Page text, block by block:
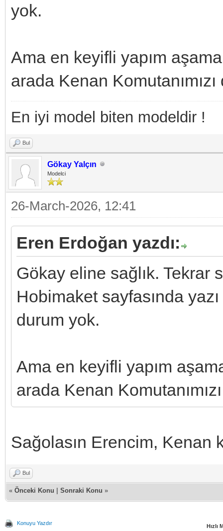
yok.
Ama en keyifli yapım
arada Kenan
En iyi model biten modeldir !
Bul
Gökay Yalçın
Modelci
26-March-2026, 12:41
Eren Erdoğan yazdı:
Gökay eline sağlık. Tekrar
Hobimaket sayfasında
durum yok.
Ama en keyifli yapım
arada Kenan
Sağolasın Erencim, Kenan
Bul
« Önceki Konu Sonraki Konu »
Konuyu Yazdır Hızlı